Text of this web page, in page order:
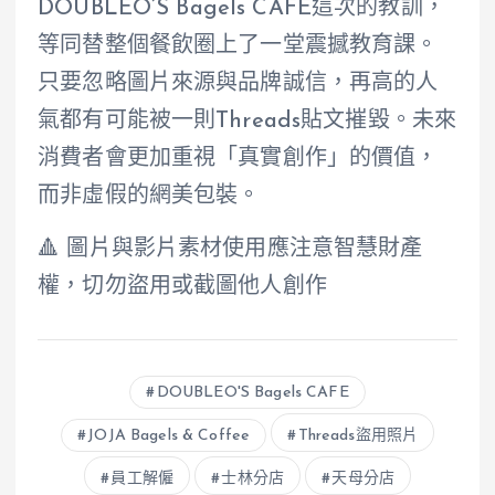
DOUBLEO’S Bagels CAFE這次的教訓，
等同替整個餐飲圈上了一堂震撼教育課。
只要忽略圖片來源與品牌誠信，再高的人
氣都有可能被一則Threads貼文摧毀。未來
消費者會更加重視「真實創作」的價值，
而非虛假的網美包裝。
🔺 圖片與影片素材使用應注意智慧財產
權，切勿盜用或截圖他人創作
DOUBLEO'S Bagels CAFE
JOJA Bagels & Coffee Threads盜用照片
員工解僱 士林分店 天母分店